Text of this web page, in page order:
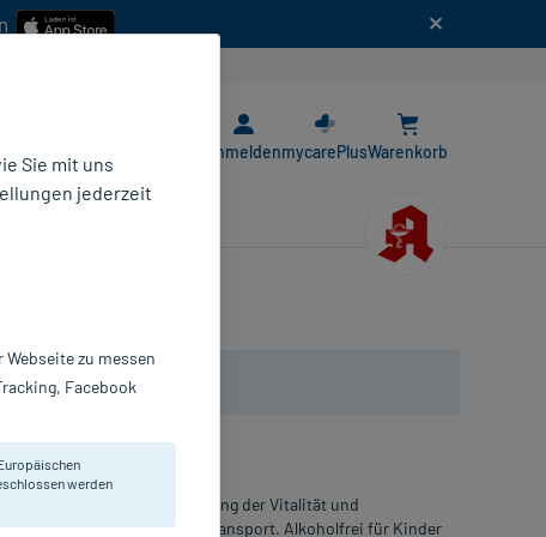
AnmeldenmycarePlusWarenkorb
Eisenbedarf zur Förderung der Vitalität und
C effektiv den Sauerstofftransport. Alkoholfrei für Kinder
Sie mit uns
jederzeit
zu messen
Facebook
werden